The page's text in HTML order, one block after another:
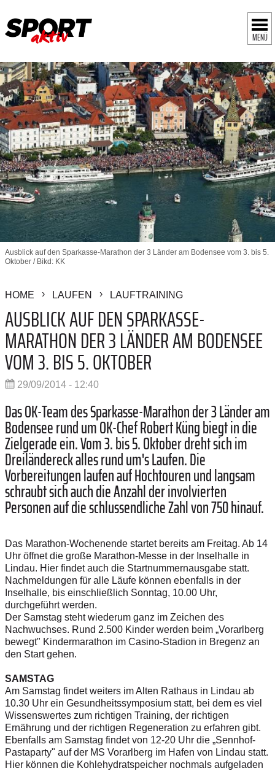
MENÜ
Ausblick auf den Sparkasse-Marathon der 3 Länder am Bodensee vom 3. bis 5.
Oktober / Bikd: KK
HOME LAUFEN LAUFTRAINING
AUSBLICK AUF DEN SPARKASSE-
MARATHON DER 3 LÄNDER AM BODENSEE
VOM 3. BIS 5. OKTOBER
29/09/2014 - 12:40
Das OK-Team des Sparkasse-Marathon der 3 Länder am
Bodensee rund um OK-Chef Robert Küng biegt in die
Zielgerade ein. Vom 3. bis 5. Oktober dreht sich im
Dreiländereck alles rund um's Laufen. Die
Vorbereitungen laufen auf Hochtouren und langsam
schraubt sich auch die Anzahl der involvierten
Personen auf die schlussendliche Zahl von 750 hinauf.
Das Marathon-Wochenende startet bereits am Freitag. Ab 14
Uhr öffnet die große Marathon-Messe in der Inselhalle in
Lindau. Hier findet auch die Startnummernausgabe statt.
Nachmeldungen für alle Läufe können ebenfalls in der
Inselhalle, bis einschließlich Sonntag, 10.00 Uhr,
durchgeführt werden.
Der Samstag steht wiederum ganz im Zeichen des
Nachwuchses. Rund 2.500 Kinder werden beim „Vorarlberg
bewegt" Kindermarathon im Casino-Stadion in Bregenz an
den Start gehen.
SAMSTAG
Am Samstag findet weiters im Alten Rathaus in Lindau ab
10.30 Uhr ein Gesundheitssymposium statt, bei dem es viel
Wissenswertes zum richtigen Training, der richtigen
Ernährung und der richtigen Regeneration zu erfahren gibt.
Ebenfalls am Samstag findet von 12-20 Uhr die „Sennhof-
Pastaparty" auf der MS Vorarlberg im Hafen von Lindau statt.
Hier können die Kohlehydratspeicher nochmals aufgeladen